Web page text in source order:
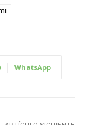
WhatsApp